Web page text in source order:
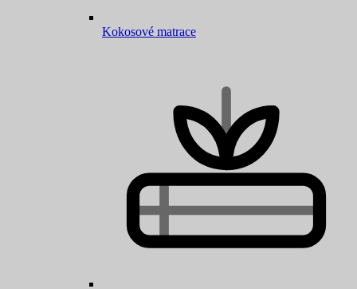
Kokosové matrace